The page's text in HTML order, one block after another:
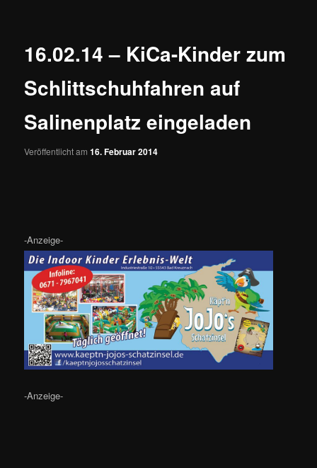
16.02.14 – KiCa-Kinder zum
Schlittschuhfahren auf
Salinenplatz eingeladen
Veröffentlicht am16. Februar 2014
-Anzeige-
-Anzeige-